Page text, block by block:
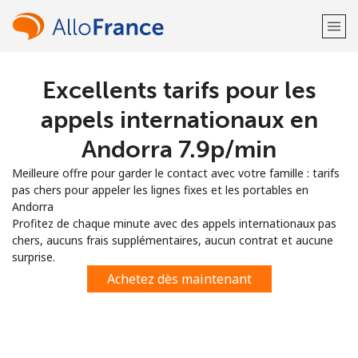
Bienvenue!
Vous avez déjà un compte?
S'enregistrer avec
ou
Excellents tarifs pour les
appels internationaux en
Andorra ⁦7.9p⁩/min
Meilleure offre pour garder le contact avec votre famille : tarifs
pas chers pour appeler les lignes fixes et les portables en
Andorra
Profitez de chaque minute avec des appels internationaux pas
chers, aucuns frais supplémentaires, aucun contrat et aucune
surprise.
Achetez dès maintenant